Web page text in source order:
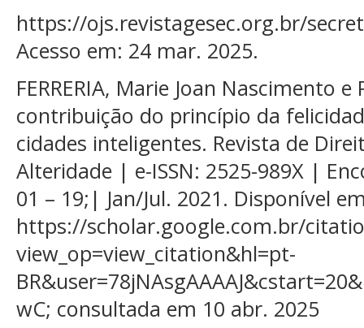
https://ojs.revistagesec.org.br/
Acesso em: 24 mar. 2025.
FERRERIA, Marie Joan Nascimento
contribuição do princípio da
cidades inteligentes. Revista de
Alteridade | e-ISSN: 2525-989X |
01 – 19;| Jan/Jul. 2021. Disponível
https://scholar.google.com.br/
view_op=view_citation&hl=pt-
wC; consultada em 10 abr. 2025